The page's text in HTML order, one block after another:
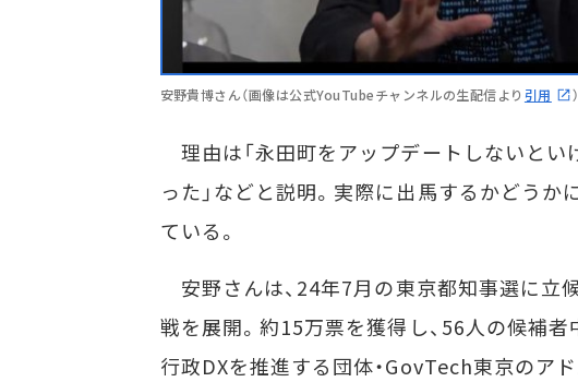
安野貴博さん（画像は公式YouTubeチャンネルの生配信より 引用 ）
理由は「永田町をアップデートしないと
った」などと説明。実際に出馬するかどう
ている。
安野さんは、24年7月の東京都知事選に立
戦を展開。約15万票を獲得し、56人の候補
行政DXを推進する団体・GovTech東京のア